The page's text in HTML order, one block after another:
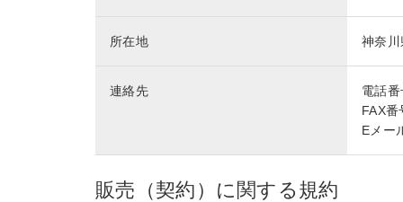
所在地 神奈
連絡先
電話
FAX
Eメー
販売（契約）に関する規約